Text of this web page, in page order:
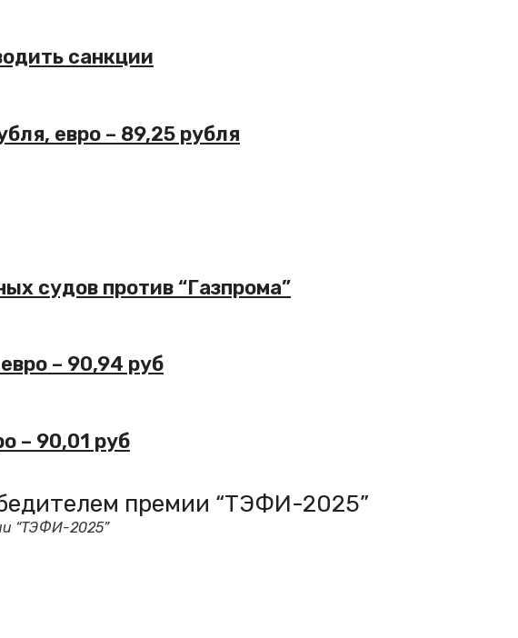
санкции
евро – 89,25 рубля
судов против “Газпрома”
– 90,94 руб
– 90,01 руб
премии “ТЭФИ-2025”
“ТЭФИ-2025”